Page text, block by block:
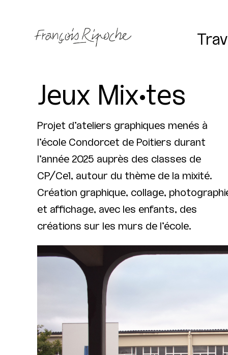
Jeux Mix•tes
Projet d’ateliers graphiques menés à
l’école Condorcet de Poitiers durant
l’année 2025 auprès des classes de
CP/Ce1, autour du thème de la mixité.
Création graphique, collage,
et affichage, avec les enfants, des
créations sur les murs de l’école.